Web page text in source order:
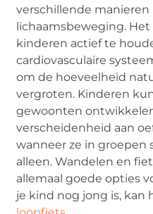
verschillende manieren
lichaamsbeweging. Het
kinderen actief te
cardiovasculaire
om de hoeveelheid
vergroten. Kinderen
gewoonten
verscheidenheid aan
wanneer ze in groepen
alleen. Wandelen en
allemaal goede opties
je kind nog jong is, kan